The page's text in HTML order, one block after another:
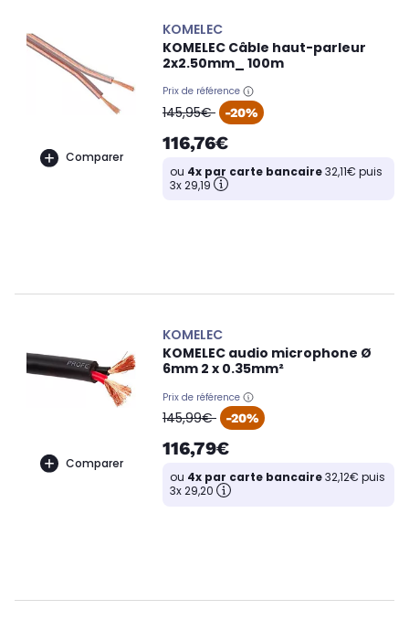
Comparer
KOMELEC
KOMELEC Câble haut-parleur
2x2.50mm_ 100m
Prix de référence
oldPrice
145,95€ -20%
116,76€
ou 4x par carte bancaire32,11€ puis
3x 29,19
Comparer
KOMELEC
KOMELEC audio microphone Ø
6mm 2 x 0.35mm²
Prix de référence
oldPrice
145,99€ -20%
116,79€
ou 4x par carte bancaire32,12€ puis
3x 29,20